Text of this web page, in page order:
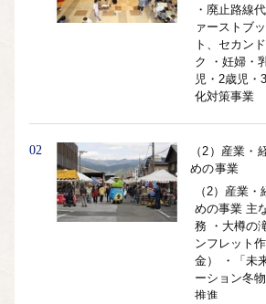
・廃止路線
ァーストブ
ト、セカン
ク ・妊婦・
児・2歳児・
化対策事業
02
（2）産業・
めの事業
（2）産業
めの事業 主
務 ・大樽の
ンフレット
金） ・「未
ーション冬
推進